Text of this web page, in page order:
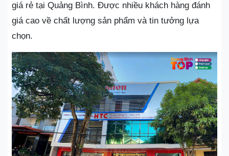
giá rẻ tại Quảng Bình. Được nhiều khách hàng đánh
giá cao về chất lượng sản phẩm và tin tưởng lựa
chọn.